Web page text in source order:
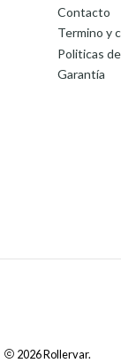
Contacto
Termino y
Politicas
Garantía
2026 Rollervar.